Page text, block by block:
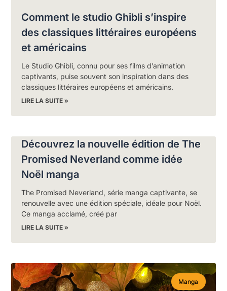
Comment le studio Ghibli s’inspire
des classiques littéraires européens
et américains
Le Studio Ghibli, connu pour ses films d’animation
captivants, puise souvent son inspiration dans des
classiques littéraires européens et américains.
LIRE LA SUITE »
Découvrez la nouvelle édition de The
Promised Neverland comme idée
Noël manga
The Promised Neverland, série manga captivante, se
renouvelle avec une édition spéciale, idéale pour Noël.
Ce manga acclamé, créé par
LIRE LA SUITE »
Manga